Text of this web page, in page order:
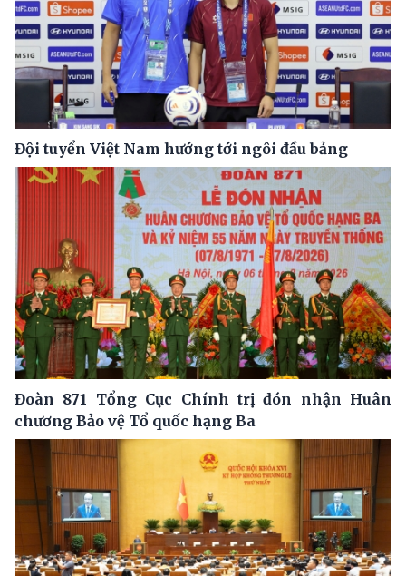
Đội tuyển Việt Nam hướng tới ngôi đầu bảng
Đoàn 871 Tổng Cục Chính trị đón nhận Huân
chương Bảo vệ Tổ quốc hạng Ba